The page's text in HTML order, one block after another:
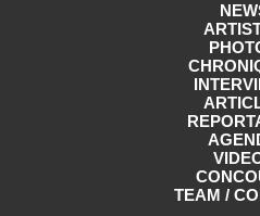
TEAM /